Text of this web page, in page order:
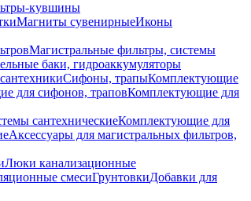
кувшины
Магниты сувенирныеИконы
Магистральные фильтры, системы
баки, гидроаккумуляторы
Сифоны, трапыКомплектующие
для сифонов, траповКомплектующие для
сантехническиеКомплектующие для
Аксессуары для магистральных фильтров,
Люки канализационные
смесиГрунтовкиДобавки для